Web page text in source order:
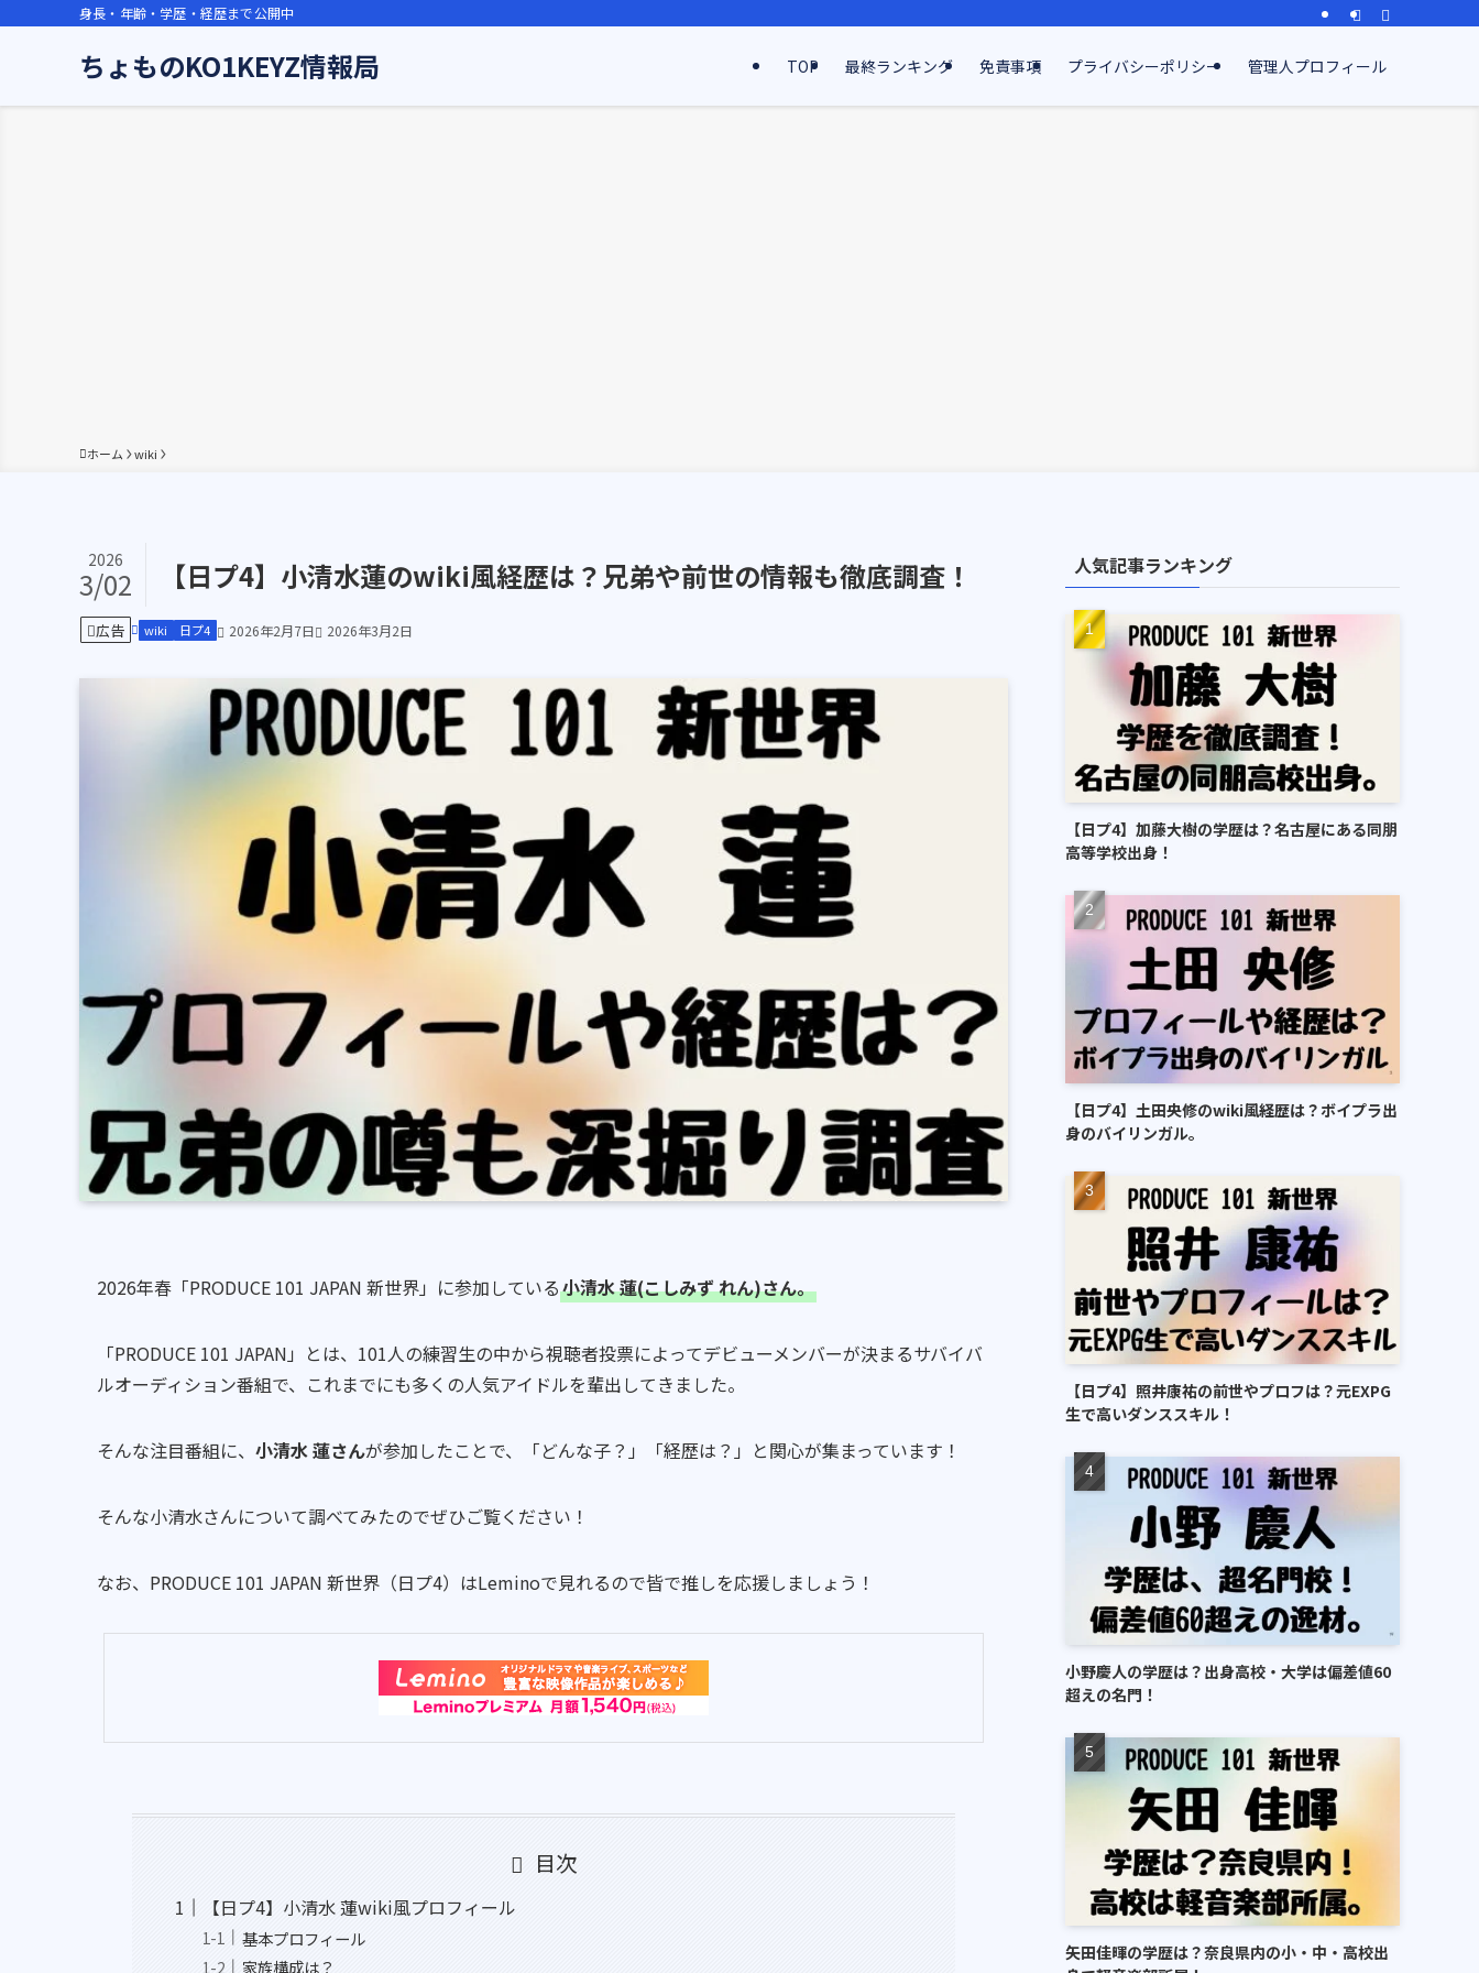
身長・年齢・学歴・経歴まで公開中
ちょものKO1KEYZ情報局 TOP 最終ランキング 免責事項 プライバシーポリシー 管理人プロフィール
ホーム wiki
【日プ4】小清水蓮のwiki風経歴は？兄弟や前世の情報も徹底調査！
2026
3/02
広告 wiki 日プ4 2026年2月7日 2026年3月2日
2026年春「PRODUCE 101 JAPAN 新世界」に参加している小清水 蓮(こしみず れん)さん。
「PRODUCE 101 JAPAN」とは、101人の練習生の中から視聴者投票によってデビューメンバーが決まるサバイバ
ルオーディション番組で、これまでにも多くの人気アイドルを輩出してきました。
そんな注目番組に、 小清水 蓮さんが参加したことで、「どんな子？」「経歴は？」と関心が集まっています！
そんな小清水さんについて調べてみたのでぜひご覧ください！
なお、PRODUCE 101 JAPAN 新世界（日プ4）はLeminoで見れるので皆で推しを応援しましょう！
目次
【日プ4】小清水 蓮wiki風プロフィール
基本プロフィール
家族構成は？
人気記事ランキング
【日プ4】加藤大樹の学歴は？名古屋にある同朋
高等学校出身！
【日プ4】土田央修のwiki風経歴は？ボイプラ出
身のバイリンガル。
【日プ4】照井康祐の前世やプロフは？元EXPG
生で高いダンススキル！
小野慶人の学歴は？出身高校・大学は偏差値60
超えの名門！
矢田佳暉の学歴は？奈良県内の小・中・高校出